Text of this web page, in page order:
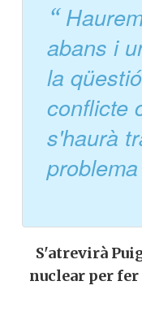
abans i
la
conflicte
s'haurà
S'atrevirà
nuclear per